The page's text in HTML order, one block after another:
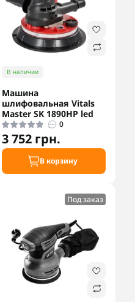
В наличии
Машина
шлифовальная Vitals
Master SK 1890HP led
0
3 752 грн.
В корзину
Под заказ